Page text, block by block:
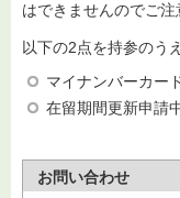
はできませんのでご注
以下の2点を持参のう
マイナンバーカー
在留期間更新申請
お問い合わせ